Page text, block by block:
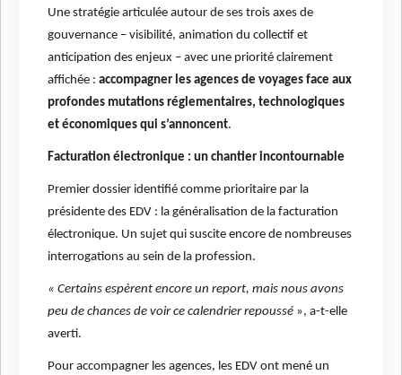
Une stratégie articulée autour de ses trois axes de
gouvernance – visibilité, animation du collectif et
anticipation des enjeux – avec une priorité clairement
affichée : accompagner les agences de voyages face aux
profondes mutations réglementaires, technologiques
et économiques qui s’annoncent.
Facturation électronique : un chantier incontournable
Premier dossier identifié comme prioritaire par la
présidente des EDV : la généralisation de la facturation
électronique. Un sujet qui suscite encore de nombreuses
interrogations au sein de la profession.
« Certains espèrent encore un report, mais nous avons
peu de chances de voir ce calendrier repoussé », a-t-elle
averti.
Pour accompagner les agences, les EDV ont mené un